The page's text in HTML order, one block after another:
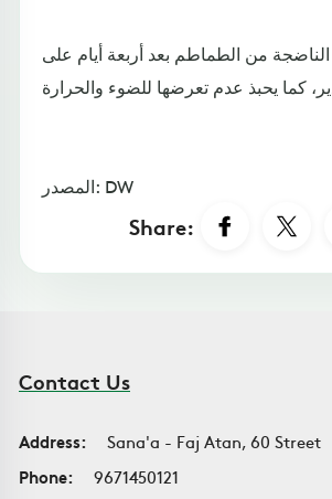
من الطماطم بعد أربعة أيام على
المصدر: DW
Share:
Contact Us
Address:
Sana'a - Faj Atan, 60 Street
Phone:
9671450121